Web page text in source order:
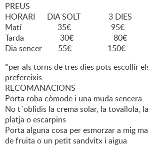
PREUS
HORARI DIA SOLT 3 DIES
Matí 35€ 95€
Tarda 30€ 80€
Dia sencer 55€ 150€
*per als torns de tres dies pots escollir
prefereixis
RECOMANACIONS
Porta roba còmode i una muda sencera
No t´oblidis la crema solar, la tovallola,
platja o escarpins
Porta alguna cosa per esmorzar a mig
de fruita o un petit sandvitx i aigua